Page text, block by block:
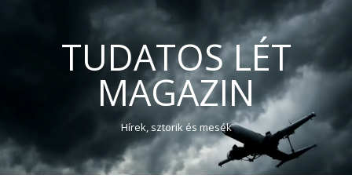
TUDATOS LÉT
MAGAZIN
Hírek, sztorik és mesék